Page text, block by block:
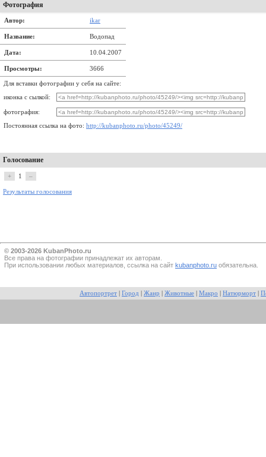
Фотография
Автор: ikar
Название: Водопад
Дата: 10.04.2007
Просмотры: 3666
Для вставки фотографии у себя на сайте:
иконка с сылкой:
фотография:
Постоянная ссылка на фото: http://kubanphoto.ru/photo/45249/
Голосование
+ 1 –
Результаты голосования
© 2003-2026 KubanPhoto.ru
Все прaва на фотографии принадлежат их авторам.
При использовании любых материалов, ссылка на сайт kubanphoto.ru обязательна.
Автопортрет Город Жанр Животные Макро Натюрморт